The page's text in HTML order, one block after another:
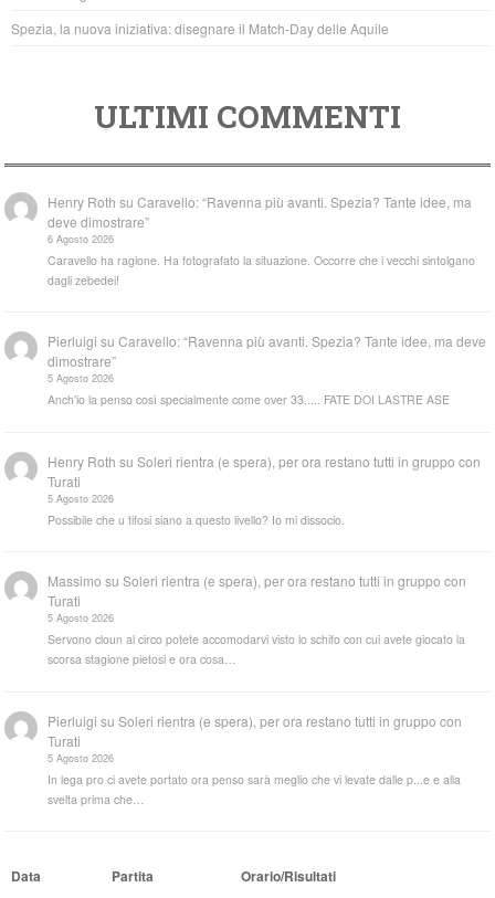
Spezia, la nuova iniziativa: disegnare il Match-Day delle Aquile
ULTIMI COMMENTI
Henry Roth suCaravello: “Ravenna più avanti. Spezia? Tante idee, ma
deve dimostrare”
6 Agosto 2026
Caravello ha ragione. Ha fotografato la situazione. Occorre che i vecchi sintolgano
dagli zebedei!
Pierluigi suCaravello: “Ravenna più avanti. Spezia? Tante idee, ma deve
dimostrare”
5 Agosto 2026
Anch'io la penso così specialmente come over 33..... FATE DOI LASTRE ASE
Henry Roth suSoleri rientra (e spera), per ora restano tutti in gruppo con
Turati
5 Agosto 2026
Possibile che u tifosi siano a questo livello? Io mi dissocio.
Massimo suSoleri rientra (e spera), per ora restano tutti in gruppo con
Turati
5 Agosto 2026
Servono cloun al circo potete accomodarvi visto lo schifo con cui avete giocato la
scorsa stagione pietosi e ora cosa…
Pierluigi suSoleri rientra (e spera), per ora restano tutti in gruppo con
Turati
5 Agosto 2026
In lega pro ci avete portato ora penso sarà meglio che vi levate dalle p...e e alla
svelta prima che…
Data Partita Orario/Risultati